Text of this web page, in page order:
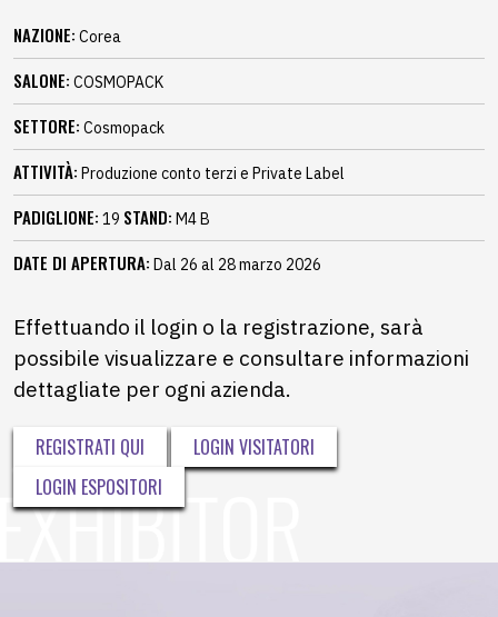
NAZIONE: Corea
SALONE: COSMOPACK
SETTORE: Cosmopack
ATTIVITÀ: Produzione conto terzi e Private Label
PADIGLIONE: 19 STAND: M4 B
DATE DI APERTURA: Dal 26 al 28 marzo 2026
Effettuando il login o la registrazione, sarà
possibile visualizzare e consultare informazioni
dettagliate per ogni azienda.
REGISTRATI QUI
LOGIN VISITATORI
LOGIN ESPOSITORI